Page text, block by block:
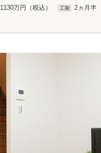
1130万円（税込） 工期 2ヵ月半